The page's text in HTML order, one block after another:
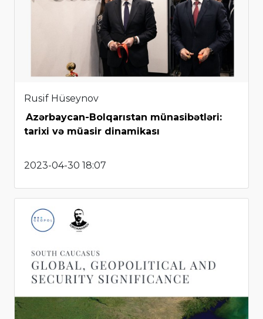
Rusif Hüseynov
Azərbaycan-Bolqarıstan münasibətləri:
tarixi və müasir dinamikası
2023-04-30 18:07